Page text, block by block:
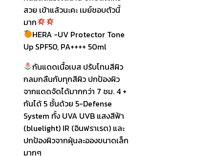
สวย เข้าแล้วนะคะ เมย์ชอบตัวนี้
มาก
HERA -UV Protector Tone
Up SPF50, PA++++ 50ml
กันแดดเนื้อเบส ปรับโทนสีผิว
กลมกลืนกับทุกสีผิว ปกป้องผิว
จากแดดจัดได้มากกว่า 7 ชม. 4 +
กันได้ 5 ชั้นด้วย 5-Defense
System ทั้ง UVA UVB แสงสีฟ้า
(bluelight) IR (อินฟราเรด) และ
ปกป้องผิวจากฝุ่นละอองขนาดเล็ก
มากๆ